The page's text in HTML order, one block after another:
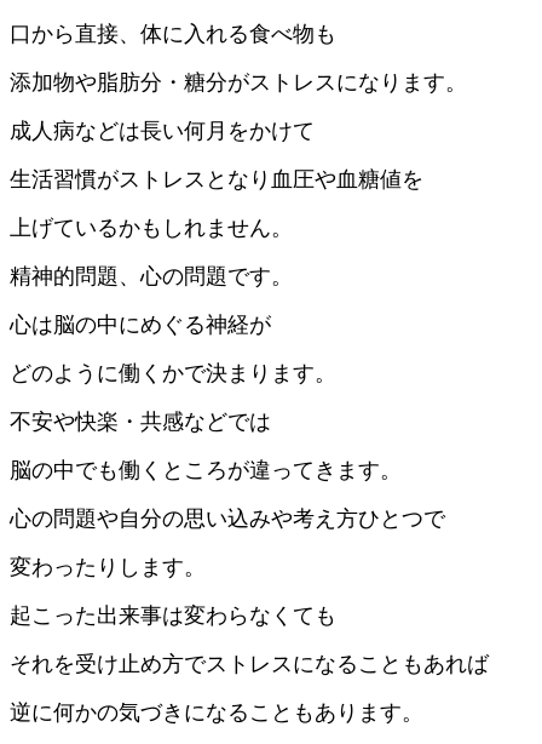
口から直接、体に入れる食べ物も
添加物や脂肪分・糖分がストレスになります。
成人病などは長い何月をかけて
生活習慣がストレスとなり血圧や血糖値を
上げているかもしれません。
精神的問題、心の問題です。
心は脳の中にめぐる神経が
どのように働くかで決まります。
不安や快楽・共感などでは
脳の中でも働くところが違ってきます。
心の問題や自分の思い込みや考え方ひとつで
変わったりします。
起こった出来事は変わらなくても
それを受け止め方でストレスになることもあれば
逆に何かの気づきになることもあります。